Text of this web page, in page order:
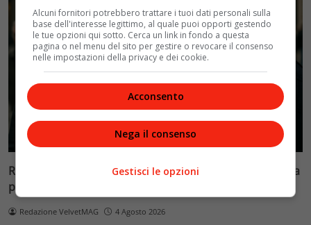
Politica
Riconoscimento facciale, il governo accelera i poteri alla
polizia: proteste dell’opposizione
Redazione VelvetMAG 4 Agosto 2026
Alcuni fornitori potrebbero trattare i tuoi dati personali sulla
base dell'interesse legittimo, al quale puoi opporti gestendo
le tue opzioni qui sotto. Cerca un link in fondo a questa
pagina o nel menu del sito per gestire o revocare il consenso
nelle impostazioni della privacy e dei cookie.
Acconsento
Nega il consenso
Gestisci le opzioni